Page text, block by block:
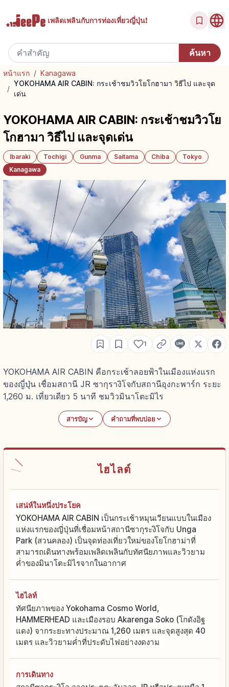
เพลิดเพลินกับการท่องเที่ยวญี่ปุ่น!
หน้าแรก / Kanagawa
/
YOKOHAMA AIR CABIN: กระเช้าชมวิวโยโกฮามา วิธีไป และจุด
เด่น
YOKOHAMA AIR CABIN: กระเช้าชมวิวโย
โกฮามา วิธีไป และจุดเด่น
Ibaraki Tochigi Gunma Saitama Chiba
Tokyo
Kanagawa
1
YOKOHAMA AIR CABIN คือกระเช้าลอยฟ้าในเมืองแห่งแรก
ของญี่ปุ่น เชื่อมสถานี JR ซากุรางิโจกับสถานีอุงกะพาร์ก ระยะ
1,260 ม. เที่ยวเดียว 5 นาที ชมวิวมินาโตะมิไร
สารบัญ คำถามที่พบบ่อย
ไฮไลต์
เสน่ห์ในหนึ่งประโยค
YOKOHAMA AIR CABIN เป็นกระเช้าหมุนเวียนแบบในเมือง
แห่งแรกของญี่ปุ่นที่เชื่อมหน้าสถานีซากุระงิโจกับ Unga
Park (สวนคลอง) เป็นจุดท่องเที่ยวใหม่ของโยโกฮาม่าที่
สามารถเดินทางพร้อมเพลิดเพลินกับทัศนียภาพและวิวยาม
ค่ำของมินาโตะมิไรจากในอากาศ
ไฮไลท์
ทัศนียภาพของ Yokohama Cosmo World,
HAMMERHEAD และเมืองรอบ Akarenga Soko (โกดังอิฐ
แดง) จากระยะทางประมาณ 1,260 เมตร และจุดสูงสุด 40
เมตร และวิวยามค่ำที่ประดับไฟอย่างงดงาม
การเดินทาง